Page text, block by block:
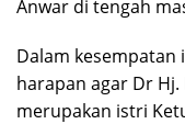
Anwar di tengah
Dalam
harapan agar Dr Hj.
merupakan istri